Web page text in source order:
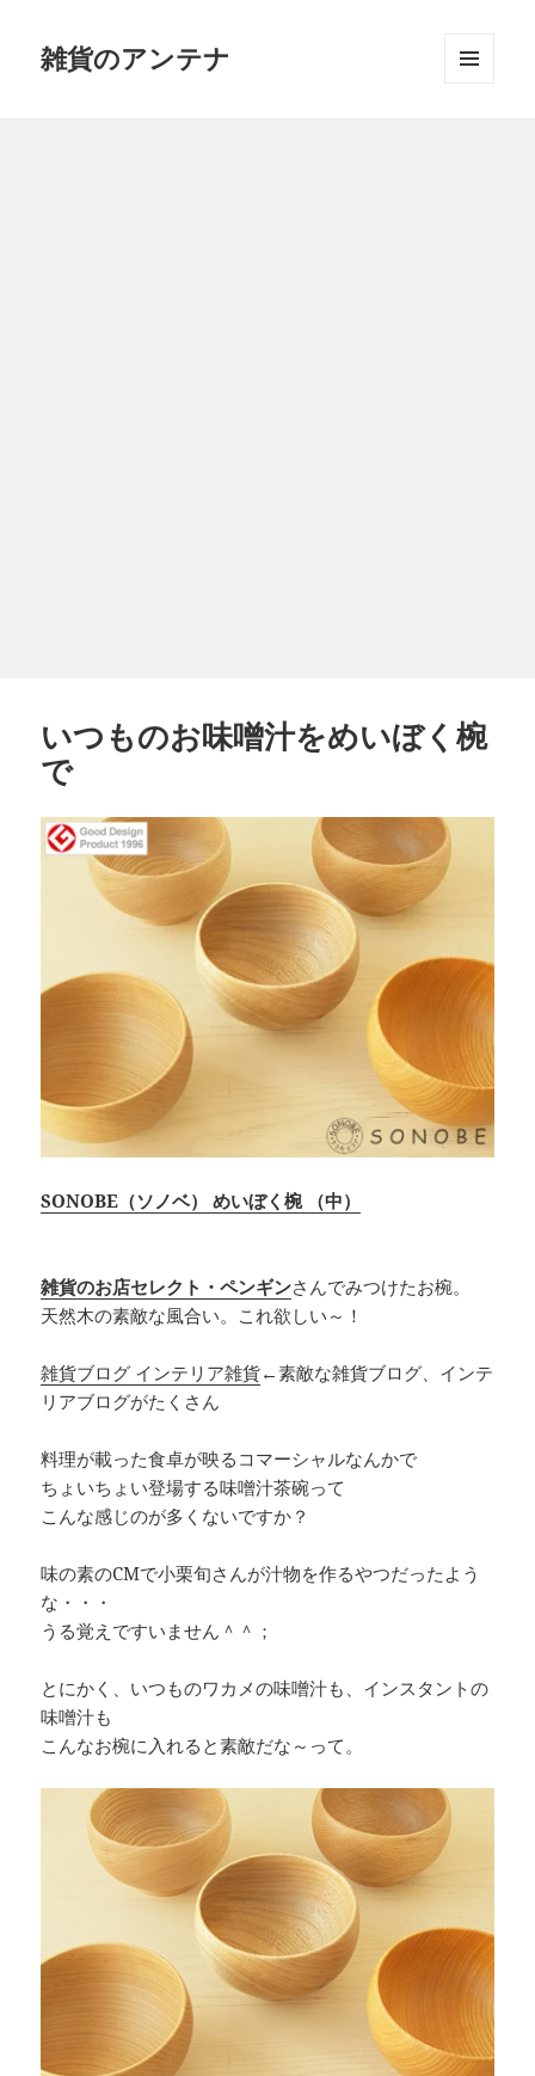
雑貨のアンテナ
いつものお味噌汁をめいぼく椀
で
SONOBE（ソノベ） めいぼく椀 （中）
雑貨のお店セレクト・ペンギンさんでみつけたお椀。
天然木の素敵な風合い。これ欲しい～！
雑貨ブログ インテリア雑貨←素敵な雑貨ブログ、インテ
リアブログがたくさん
料理が載った食卓が映るコマーシャルなんかで
ちょいちょい登場する味噌汁茶碗って
こんな感じのが多くないですか？
味の素のCMで小栗旬さんが汁物を作るやつだったよう
な・・・
うる覚えですいません＾＾；
とにかく、いつものワカメの味噌汁も、インスタントの
味噌汁も
こんなお椀に入れると素敵だな～って。